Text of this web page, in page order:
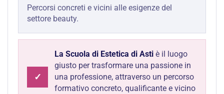
Percorsi concreti e vicini alle esigenze del
settore beauty.
✓
La Scuola di Estetica di Asti è il luogo
giusto per trasformare una passione in
una professione, attraverso un percorso
formativo concreto, qualificante e vicino